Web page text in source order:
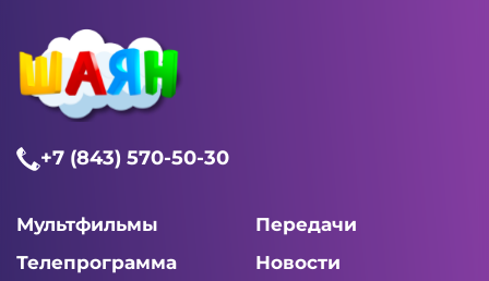
+7 (843) 570-50-30
Мультфильмы
Передачи
Телепрограмма
Новости